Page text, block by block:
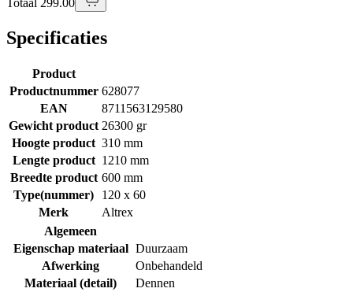
Totaal 299.00
Specificaties
Product
Productnummer 628077
EAN
8711563129580
Gewicht product 26300 gr
Hoogte product 310 mm
Lengte product 1210 mm
Breedte product 600 mm
Type(nummer)
120 x 60
Merk
Altrex
Algemeen
Eigenschap materiaal Duurzaam
Afwerking
Onbehandeld
Materiaal (detail)
Dennen